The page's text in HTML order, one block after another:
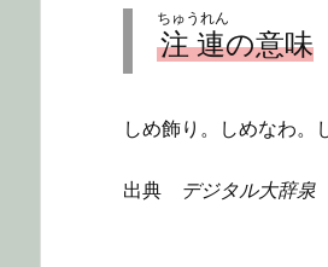
注連
ちゅうれん
の意味
しめ飾り。しめなわ。
出典 デジタル大辞泉